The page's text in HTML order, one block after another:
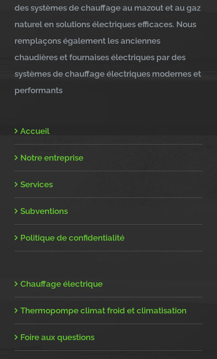
des systèmes de chauffage au mazout et au gaz
naturel en solutions électriques efficaces. Nous
remplaçons également les anciennes
chaudières et fournaises électriques par des
systèmes de chauffage électriques modernes et
performants
Accueil
Notre entreprise
Services
Subventions
Politique de confidentialité
Chauffage électrique
Thermopompe climat froid et climatisation
Foire aux questions